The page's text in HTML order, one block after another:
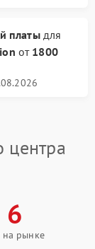
платыдля
от 1800
центра
6
на рынке